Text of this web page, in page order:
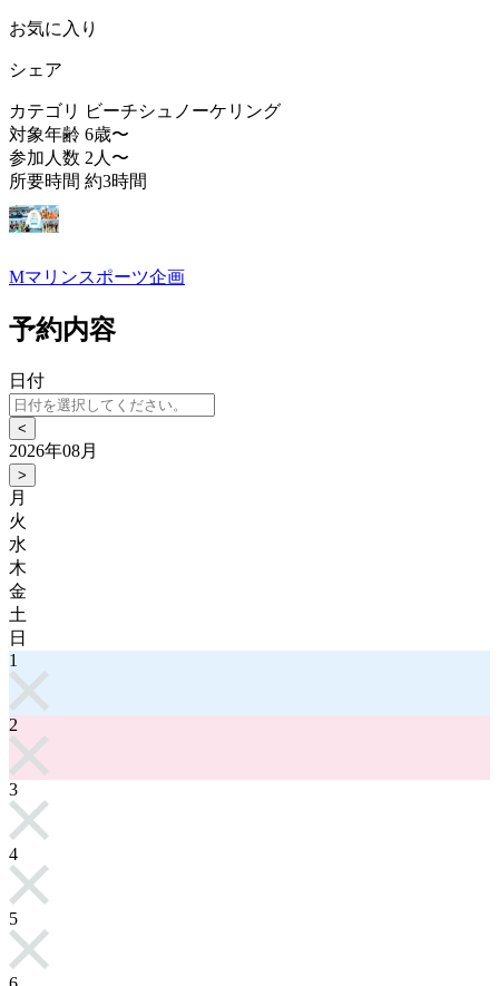
お気に入り
シェア
カテゴリ
ビーチシュノーケリング
対象年齢 6歳〜
参加人数 2人〜
所要時間 約3時間
Mマリンスポーツ企画
予約内容
日付
<
2026年08月
>
月
火
水
木
金
土
日
1
2
3
4
5